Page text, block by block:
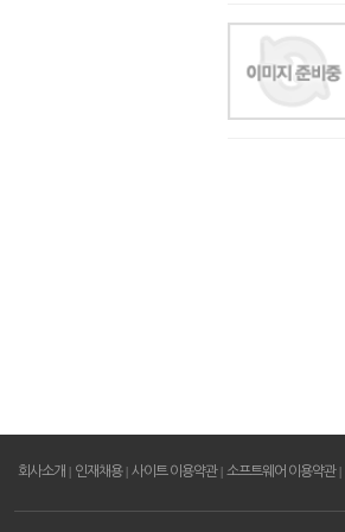
회사소개 | 인재채용 | 사이트 이용약관 | 소프트웨어 이용약관 |